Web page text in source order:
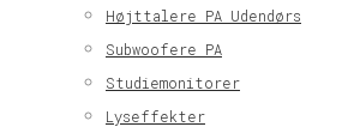
Højttalere PA Udendørs
Subwoofere PA
Studiemonitorer
Lyseffekter